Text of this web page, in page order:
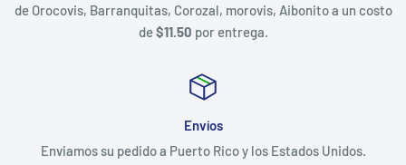
de Orocovis, Barranquitas, Corozal, morovis, Aibonito a un costo
de$11.50 por entrega.
Envíos
Enviamos su pedido a Puerto Rico y los Estados Unidos.